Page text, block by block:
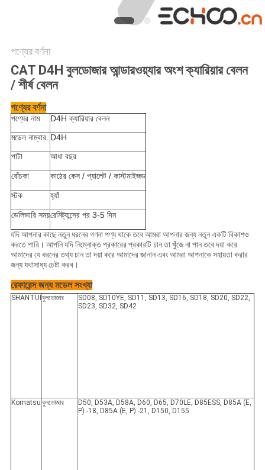
পণ্যের বর্ণনা
CAT D4H বুলডোজার আন্ডারওয়্যার অংশ ক্যারিয়ার বেলন
/ শীর্ষ বেলন
পণ্যের বর্ণনা
পণ্যের নাম
D4H ক্যারিয়ার বেলন
মডেল নাম্বার. D4H
পাটা
আধা বছর
বোঁচকা কাঠের কেস / প্যালেট / কাস্টমাইজড
স্টক হ্যাঁ
ডেলিভারি সময়রেমিট্যান্সের পর 3-5 দিন
যদি আপনার কাছে নতুন ধরনের গণনা পণ্য থাকে তবে আমরা আপনার জন্য নতুন একটি বিকাশও
করতে পারি। আপনি যদি নিম্নোক্ত প্রকারের প্রকারটি চান তা খুঁজে না পান তবে দয়া করে
আমাদের যে ধরনের তথ্য চান তা দয়া করে আমাদের জানান এবং আমরা আপনাকে সহায়তা করার
জন্য যথাসাধ্য চেষ্টা করব।
রেফারেন্স জন্য মডেল সংখ্যা
SHANTUI বুলডোজার
SD08, SD10YE, SD11, SD13, SD16, SD18, SD20, SD22,
SD23, SD32, SD42
Komatsu বুলডোজার
D50, D53A, D58A, D60, D65, D70LE, D85ESS, D85A (E,
P) -18, D85A (E, P) -21, D150, D155